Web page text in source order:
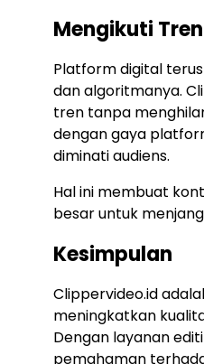
Mengikuti
Platform digital
dan algoritmanya.
tren tanpa
dengan gaya
diminati audiens.
Hal ini membuat
besar untuk
Kesimpulan
Clippervideo.id
meningkatkan
Dengan layanan
pemahaman